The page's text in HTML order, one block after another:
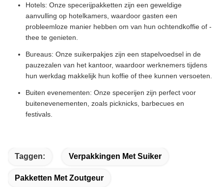
Hotels: Onze specerijpakketten zijn een geweldige
aanvulling op hotelkamers, waardoor gasten een
probleemloze manier hebben om van hun ochtendkoffie of -
thee te genieten.
Bureaus: Onze suikerpakjes zijn een stapelvoedsel in de
pauzezalen van het kantoor, waardoor werknemers tijdens
hun werkdag makkelijk hun koffie of thee kunnen versoeten.
Buiten evenementen: Onze specerijen zijn perfect voor
buitenevenementen, zoals picknicks, barbecues en
festivals.
Taggen: Verpakkingen Met Suiker
Pakketten Met Zoutgeur